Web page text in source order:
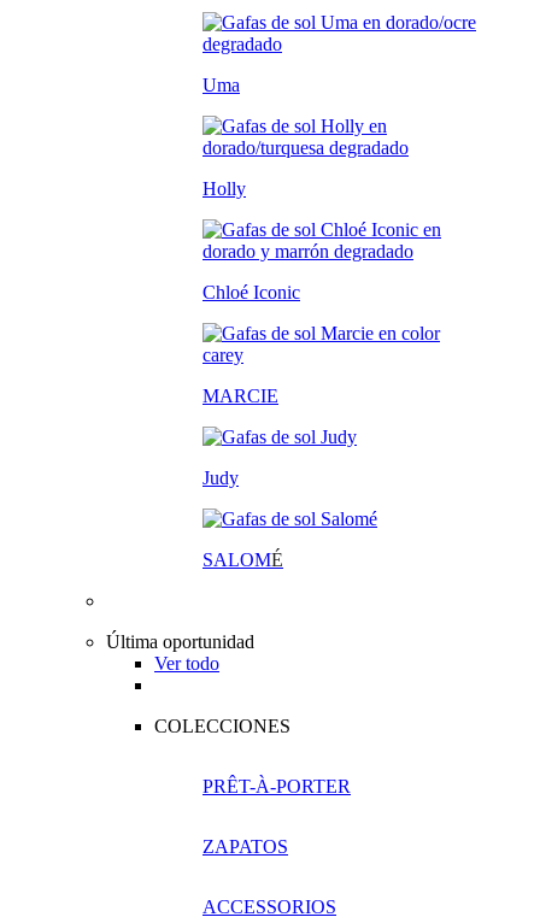
Uma
Holly
Chloé Iconic
MARCIE
Judy
SALOMÉ
Última oportunidad
Ver todo
COLECCIONES
PRÊT-À-PORTER
ZAPATOS
ACCESSORIOS